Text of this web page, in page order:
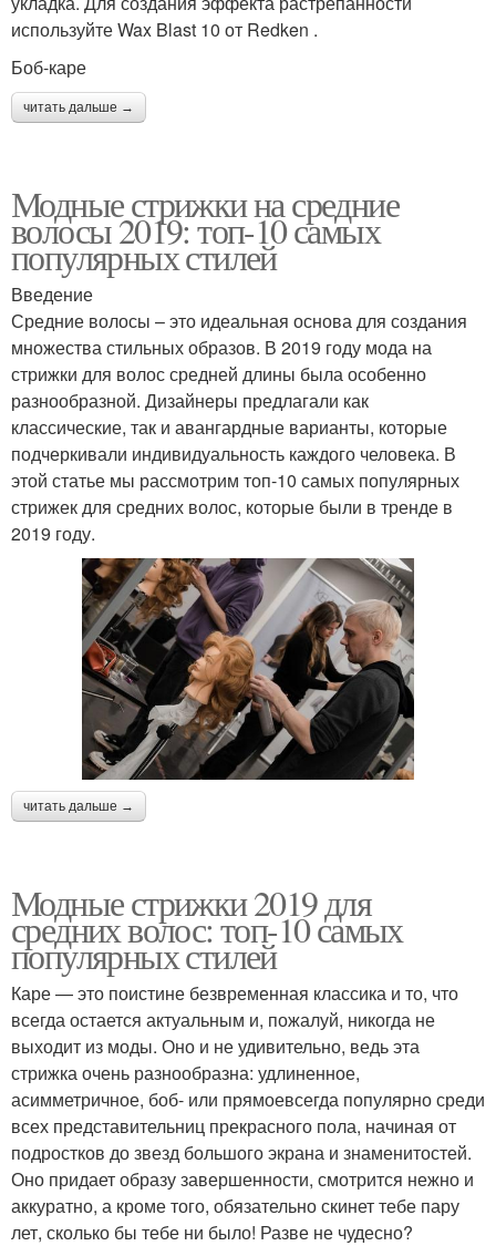
используйте Wax Blast 10 от Redken .
Боб-каре
читать дальше →
Модные стрижки на средние
волосы 2019: топ-10 самых
популярных стилей
Введение
Средние волосы – это идеальная основа для создания
множества стильных образов. В 2019 году мода на
стрижки для волос средней длины была особенно
разнообразной. Дизайнеры предлагали как
классические, так и авангардные варианты, которые
подчеркивали индивидуальность каждого человека. В
этой статье мы рассмотрим топ-10 самых популярных
стрижек для средних волос, которые были в тренде в
2019 году.
читать дальше →
Модные стрижки 2019 для
средних волос: топ-10 самых
популярных стилей
Каре — это поистине безвременная классика и то, что
всегда остается актуальным и, пожалуй, никогда не
выходит из моды. Оно и не удивительно, ведь эта
стрижка очень разнообразна: удлиненное,
асимметричное, боб- или прямоевсегда популярно среди
всех представительниц прекрасного пола, начиная от
подростков до звезд большого экрана и знаменитостей.
Оно придает образу завершенности, смотрится нежно и
аккуратно, а кроме того, обязательно скинет тебе пару
лет, сколько бы тебе ни было! Разве не чудесно?